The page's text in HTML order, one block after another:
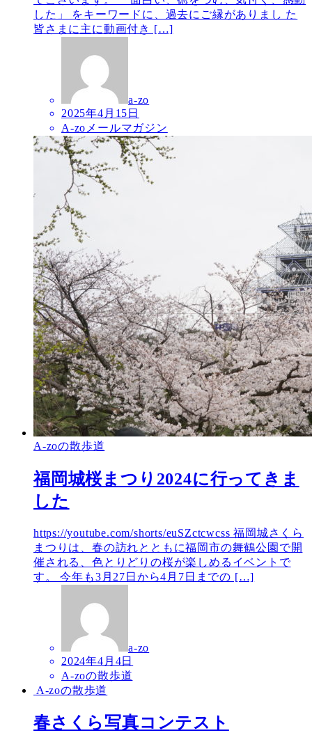
した」 をキーワードに、過去にご縁がありまし た
皆さまに主に動画付き […]
a-zo
2025年4月15日
A-zoメールマガジン
A-zoの散歩道
福岡城桜まつり2024に行ってきま
した
https://youtube.com/shorts/euSZctcwcss 福岡城さくら
まつりは、春の訪れとともに福岡市の舞鶴公園で開
催される、色とりどりの桜が楽しめるイベントで
す。 今年も3月27日から4月7日までの […]
a-zo
2024年4月4日
A-zoの散歩道
A-zoの散歩道
春さくら写真コンテスト